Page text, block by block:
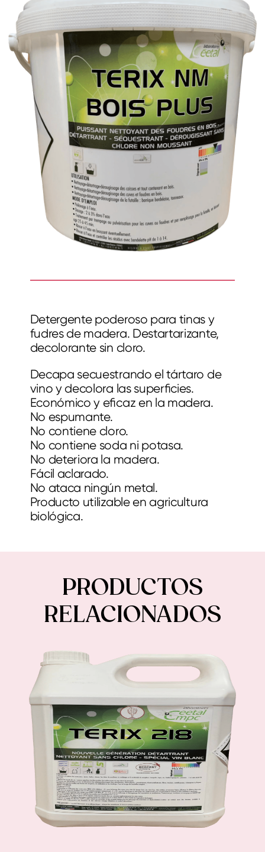
Detergente poderoso para tinas y
fudres de madera. Destartarizante,
decolorante sin cloro.
Decapa secuestrando el tártaro de
vino y decolora las superﬁcies.
Económico y eﬁcaz en la madera.
No espumante.
No contiene cloro.
No contiene soda ni potasa.
No deteriora la madera.
Fácil aclarado.
No ataca ningún metal.
Producto utilizable en agricultura
biológica.
PRODUCTOS
RELACIONADOS